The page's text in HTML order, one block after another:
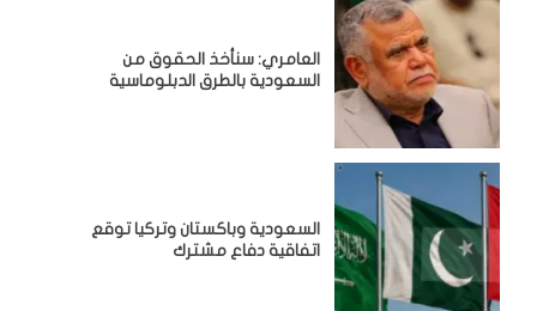
العامري: سنأخذ الحقوق من
السعودية بالطرق الدبلوماسية
السعودية وباكستان وتركيا توقع
اتفاقية دفاع مشترك